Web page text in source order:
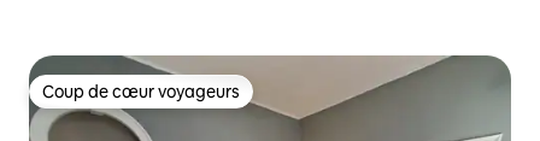
Coup de cœur voyageurs
Coup de cœur voyageurs